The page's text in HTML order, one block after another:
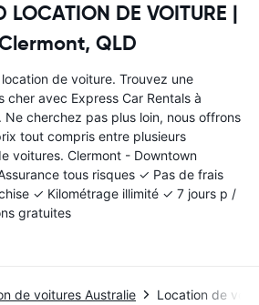
DE VOITURE |
QLD
de voiture. Trouvez une
cher avec Express Car Rentals à
cherchez pas plus loin, nous offrons
tout compris entre plusieurs
voitures. Clermont - Downtown
tous risques ✓ Pas de frais
✓ Kilométrage illimité ✓ 7 jours p /
gratuites
de voitures Australie Location de